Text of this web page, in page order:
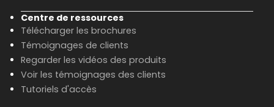
Centre de ressources
Télécharger les brochures
Témoignages de clients
Regarder les vidéos des produits
Voir les témoignages des clients
Tutoriels d'accès